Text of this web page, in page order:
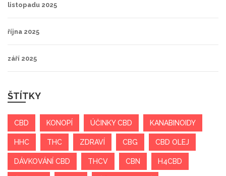
listopadu 2025
října 2025
září 2025
ŠTÍTKY
CBD KONOPÍ ÚČINKY CBD KANABINOIDY
HHC THC ZDRAVÍ CBG CBD OLEJ
DÁVKOVÁNÍ CBD THCV CBN H4CBD